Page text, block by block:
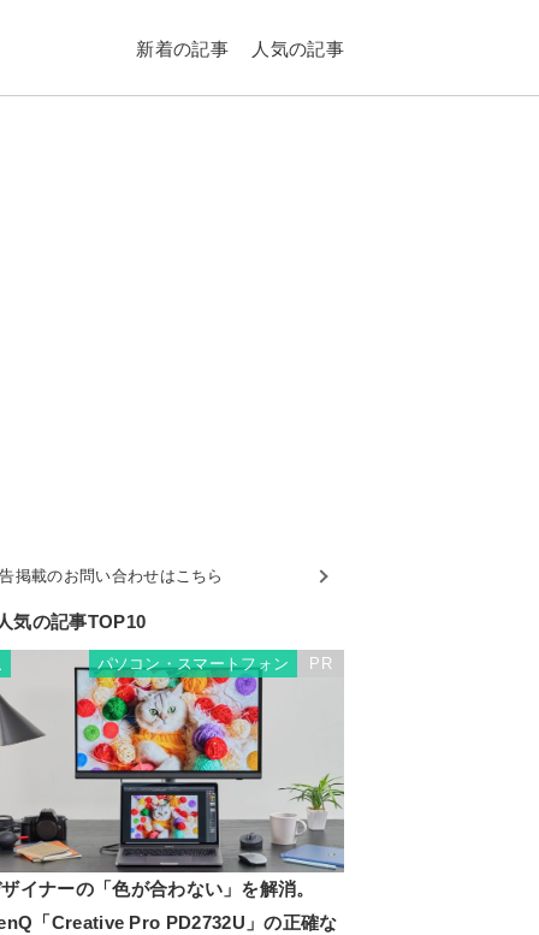
新着の記事 人気の記事
掲載のお問い合わせはこちら
気の記事TOP10
パソコン・スマートフォン PR
イナーの「色が合わない」を解消。
「Creative Pro PD2732U」の正確な